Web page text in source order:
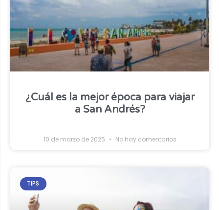
¿Cuál es la mejor época para viajar
a San Andrés?
10 de marzo de 2025 No hay comentarios
TIPS